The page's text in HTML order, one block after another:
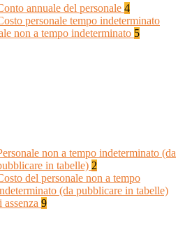
annuale del personale 4
personale tempo indeterminato
non a tempo indeterminato 5
non a tempo indeterminato (da
in tabelle) 2
del personale non a tempo
(da pubblicare in tabelle)
assenza 9